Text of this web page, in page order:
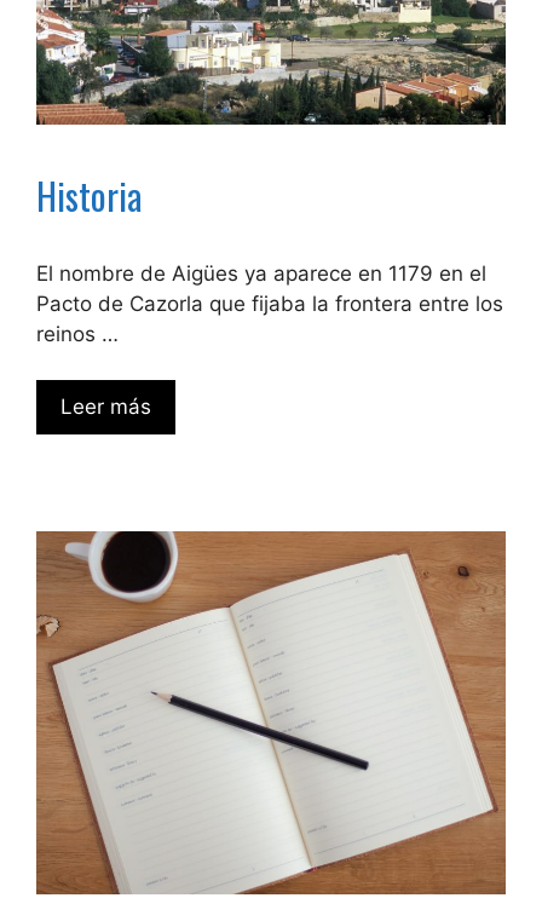
Historia
El nombre de Aigües ya aparece en 1179 en el
Pacto de Cazorla que fijaba la frontera entre los
reinos …
Leer más